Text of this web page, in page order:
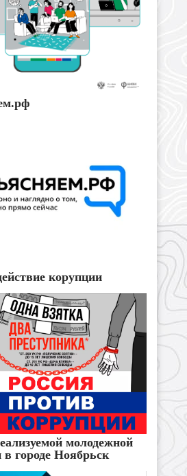
корупции
молодежной
в городе Ноябрьск